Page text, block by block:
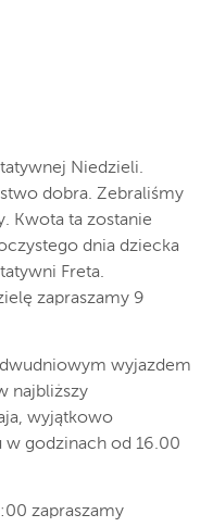
Niedzieli.
dobra. Zebraliśmy
Kwota ta zostanie
dnia dziecka
Freta.
zapraszamy 9
wyjazdem
najbliższy
wyjątkowo
w godzinach od 16.00
zapraszamy